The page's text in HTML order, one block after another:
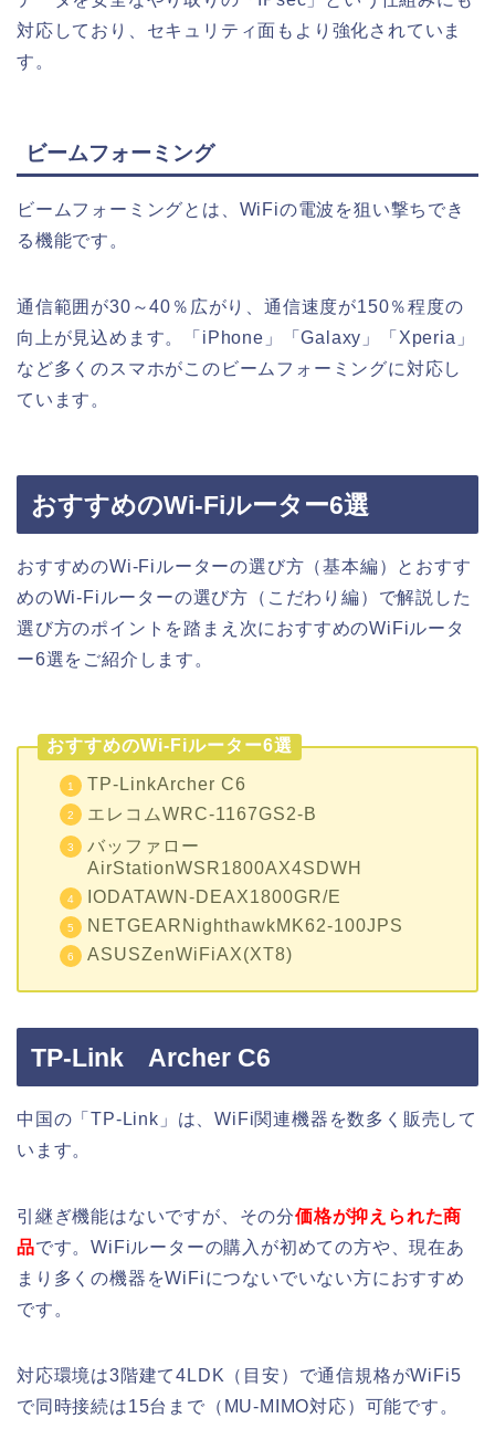
対応しており、セキュリティ面もより強化されていま
す。
ビームフォーミング
ビームフォーミングとは、WiFiの電波を狙い撃ちでき
る機能です。
通信範囲が30～40％広がり、通信速度が150％程度の
向上が見込めます。「iPhone」「Galaxy」「Xperia」
など多くのスマホがこのビームフォーミングに対応し
ています。
おすすめのWi-Fiルーター6選
おすすめのWi-Fiルーターの選び方（基本編）とおすす
めのWi-Fiルーターの選び方（こだわり編）で解説した
選び方のポイントを踏まえ次におすすめのWiFiルータ
ー6選をご紹介します。
おすすめのWi-Fiルーター6選
TP-LinkArcher C6
エレコムWRC-1167GS2-B
バッファロー
AirStationWSR1800AX4SDWH
IODATAWN-DEAX1800GR/E
NETGEARNighthawkMK62-100JPS
ASUSZenWiFiAX(XT8)
TP-Link Archer C6
中国の「TP-Link」は、WiFi関連機器を数多く販売して
います。
引継ぎ機能はないですが、その分価格が抑えられた商
品です。WiFiルーターの購入が初めての方や、現在あ
まり多くの機器をWiFiにつないでいない方におすすめ
です。
対応環境は3階建て4LDK（目安）で通信規格がWiFi5
で同時接続は15台まで（MU-MIMO対応）可能です。